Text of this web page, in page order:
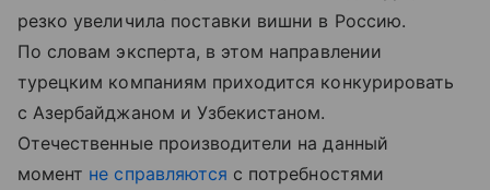
резко увеличила поставки вишни в Россию.
По словам эксперта, в этом направлении
турецким компаниям приходится конкурировать
с Азербайджаном и Узбекистаном.
Отечественные производители на данный
момент не справляются с потребностями